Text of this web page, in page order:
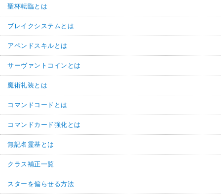
聖杯転臨とは
ブレイクシステムとは
アペンドスキルとは
サーヴァントコインとは
魔術礼装とは
コマンドコードとは
コマンドカード強化とは
無記名霊基とは
クラス補正一覧
スターを偏らせる方法